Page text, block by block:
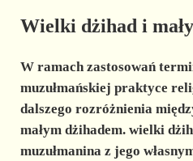
Wielki dżihad i
W ramach zastosowań
muzułmańskiej praktyce
dalszego rozróżnienia
małym dżihadem. wielki
muzułmanina z jego